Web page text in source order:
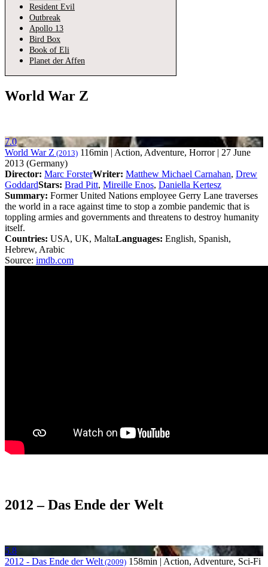
Resident Evil
Outbreak
Apollo 13
Bird Box
Book of Eli
Planet der Affen
World War Z
7.0
World War Z (2013) 116min | Action, Adventure, Horror | 27 June
2013 (Germany)
Director: Marc ForsterWriter: Matthew Michael Carnahan, Drew
GoddardStars: Brad Pitt, Mireille Enos, Daniella Kertesz
Summary: Former United Nations employee Gerry Lane traverses
the world in a race against time to stop a zombie pandemic that is
toppling armies and governments and threatens to destroy humanity
itself.
Countries: USA, UK, MaltaLanguages: English, Spanish,
Hebrew, Arabic
Source: imdb.com
2012 – Das Ende der Welt
5.8
2012 - Das Ende der Welt(2009) 158min | Action, Adventure, Sci-Fi